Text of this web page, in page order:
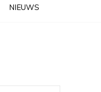
NIEUWS